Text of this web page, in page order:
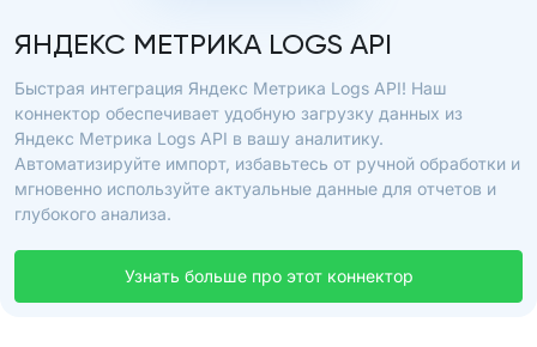
ЯНДЕКС МЕТРИКА LOGS API
Быстрая интеграция Яндекс Метрика Logs API! Наш
коннектор обеспечивает удобную загрузку данных из
Яндекс Метрика Logs API в вашу аналитику.
Автоматизируйте импорт, избавьтесь от ручной обработки и
мгновенно используйте актуальные данные для отчетов и
глубокого анализа.
Узнать больше про этот коннектор